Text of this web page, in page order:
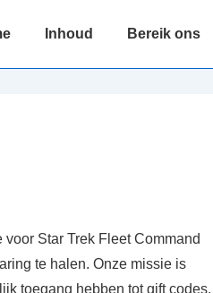
Inhoud Bereik ons
Star Trek Fleet Command
te halen. Onze missie is
toegang hebben tot gift codes,